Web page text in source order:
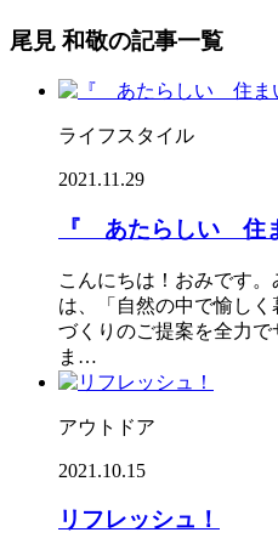
尾見 和敬の記事一覧
ライフスタイル
2021.11.29
『 あたらしい 住
こんにちは！おみです
は、「自然の中で愉し
づくりのご提案を全力で
ま…
アウトドア
2021.10.15
リフレッシュ！